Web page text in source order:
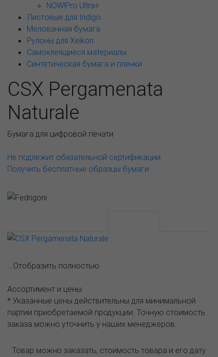
NOW!Pro Ultra+
Листовые для Indigo
Мелованная бумага
Рулоны для Xeikon
Самоклеящиеся материалы
Синтетическая бумага и пленки
CSX Pergamenata
Naturale
Бумага для цифровой печати
Не подлежит обязательной сертификации
Получить бесплатные образцы бумаги
...Отобразить полностью
Ассортимент и цены
* Указанные цены действительны для минимальной
партии приобретаемой продукции. Точную стоимость
заказа можно уточнить у наших менеджеров.
Товар можно заказать, стоимость товара и его дату